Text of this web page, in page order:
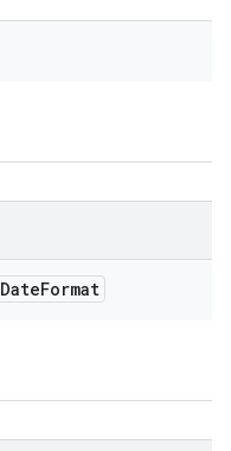
DateFormat